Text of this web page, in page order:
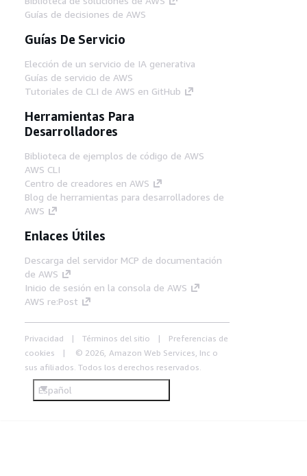
Guías de decisiones de AWS
Guías De Servicio
Elección de un servicio de IA generativa
Guías de servicio de AWS
Tutoriales de CLI de AWS en GitHub
Herramientas Para
Desarrolladores
Biblioteca de ejemplos de código de AWS
AWS CLI
Centro de creadores en AWS
Blog de herramientas para desarrolladores de
AWS
Enlaces Útiles
Descarga del servidor MCP de documentación
de AWS
Inicio de sesión en la consola de AWS
AWS re:Post
Privacidad Términos del sitio
Preferencias de
cookies
© 2026, Amazon Web Services, Inc o
sus afiliados. Todos los derechos reservados.
Español